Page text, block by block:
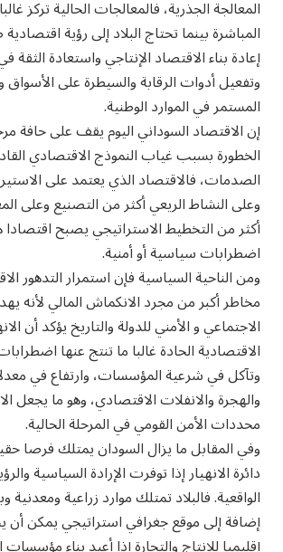
المعالجة الجذرية، فالمعالجات الحالية تركز
المباشرة بينما تحتاج البلاد إلى رؤية
إعادة بناء الاقتصاد الإنتاجي واستعادة
وتفعيل أدوات الرقابة والسيطرة على
المستمر في الموارد الوطنية.
إن الاقتصاد السوداني اليوم يقف على حافة
الخطورة بسبب غياب النموذج الاقتصادي
الصدمات، فالاقتصاد الذي يعتمد على
وعلى النشاط الريعي أكثر من التصنيع وعلى
أكثر من التخطيط الاستراتيجي يصبح
اضطرابات سياسية أو أمنية.
ومن الناحية السياسية فإن استمرار التدهور
مخاطر أكبر من مجرد الانكماش المالي لأنه
الاجتماعي و الأمني للدولة والتاريخ يؤكد أن
الاقتصادية الحادة غالبا ما تنتج عنها
وتآكل في شرعية المؤسسات، وارتفاع في
والهجرة والانفلات الاقتصادي، وهو ما يجعل
محددات الأمن القومي في المرحلة الحالية.
وفي المقابل ما يزال السودان يمتلك فرصا
دائرة الانهيار إذا توفرت الإرادة السياسية
الواقعية. فالبلاد تمتلك موارد زراعية
إضافة إلى موقع جغرافي استراتيجي يمكن أن